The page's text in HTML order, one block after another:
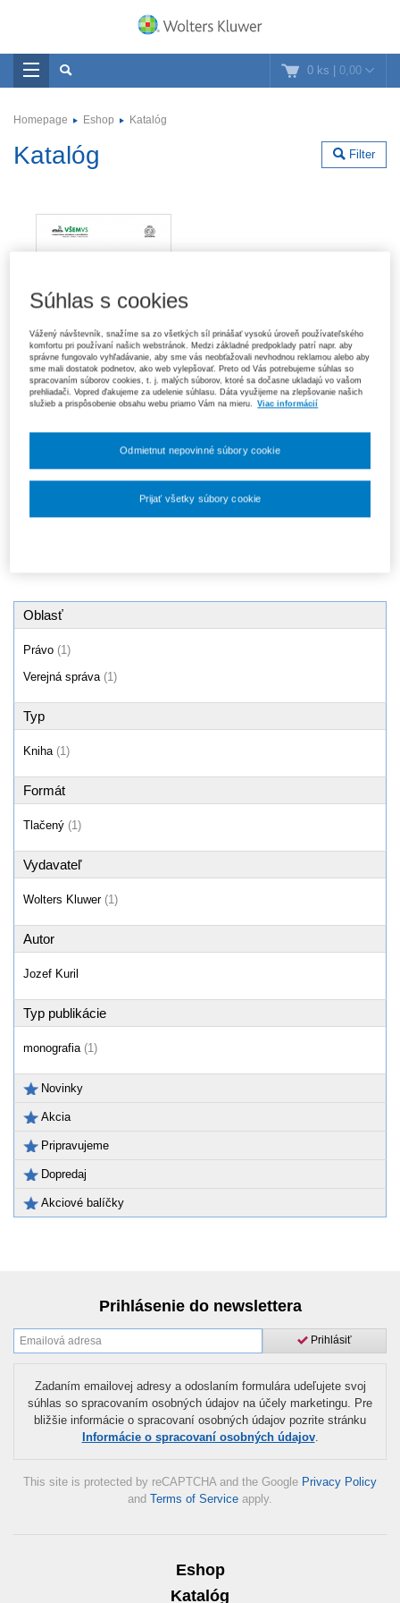
0 ks | 0,00
Homepage Eshop Katalóg
Filter
Katalóg
vybrané otázky
14,10 €
Oblasť
Právo (1)
Verejná správa (1)
Typ
Kniha (1)
Formát
Tlačený (1)
Vydavateľ
Wolters Kluwer (1)
Autor
Jozef Kuril
Typ publikácie
monografia (1)
Novinky
Akcia
Pripravujeme
Dopredaj
Akciové balíčky
Prihlásenie do newslettera
Prihlásiť
Zadaním emailovej adresy a odoslaním formulára udeľujete svoj
súhlas so spracovaním osobných údajov na účely marketingu. Pre
bližšie informácie o spracovaní osobných údajov pozrite stránku
Informácie o spracovaní osobných údajov.
This site is protected by reCAPTCHA and the Google Privacy Policy
and Terms of Service apply.
Eshop
Katalóg
Súhlas s cookies
Vážený návštevník, snažíme sa zo všetkých síl prinášať vysokú úroveň používateľského
komfortu pri používaní našich webstránok. Medzi základné predpoklady patrí napr. aby
správne fungovalo vyhľadávanie, aby sme vás neobťažovali nevhodnou reklamou alebo aby
sme mali dostatok podnetov, ako web vylepšovať. Preto od Vás potrebujeme súhlas so
spracovaním súborov cookies, t. j. malých súborov, ktoré sa dočasne ukladajú vo vašom
prehliadači. Vopred ďakujeme za udelenie súhlasu. Dáta využijeme na zlepšovanie našich
služieb a prispôsobenie obsahu webu priamo Vám na mieru.
Viac informácií
Odmietnut nepovinné súbory cookie
Prijať všetky súbory cookie